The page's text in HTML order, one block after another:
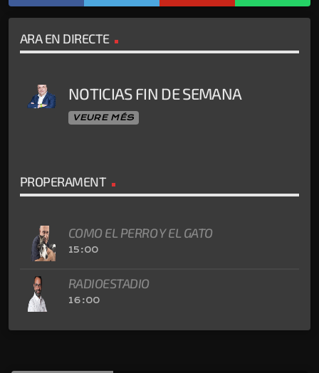
ARA EN DIRECTE
NOTICIAS FIN DE SEMANA
VEURE MÉS
PROPERAMENT
COMO EL PERRO Y EL GATO
15:00
RADIOESTADIO
16:00